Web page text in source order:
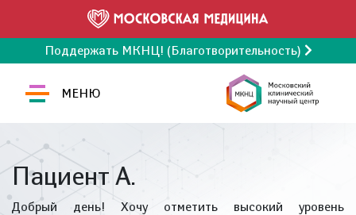
Поддержать МКНЦ! (Благотворительность)
МЕНЮ
Пациент А.
Добрый день! Хочу отметить высокий уровень